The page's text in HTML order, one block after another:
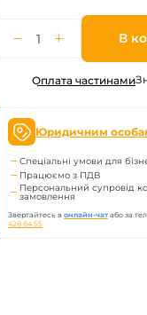
В
Оплата частинами
Юридичним
Спеціальні умови для
Працюємо з ПДВ
Персональний супровід
замовлення
Звертайтесь вонлайн-чат або за
428 84 55